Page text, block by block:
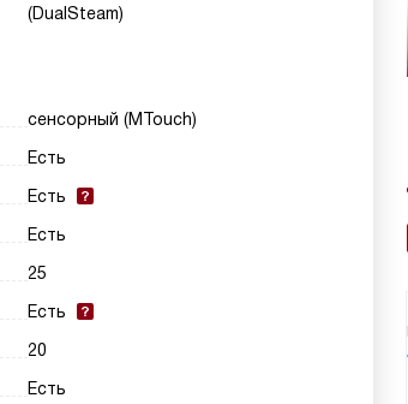
(DualSteam)
сенсорный (MTouch)
Есть
Есть
Есть
25
Есть
20
Есть